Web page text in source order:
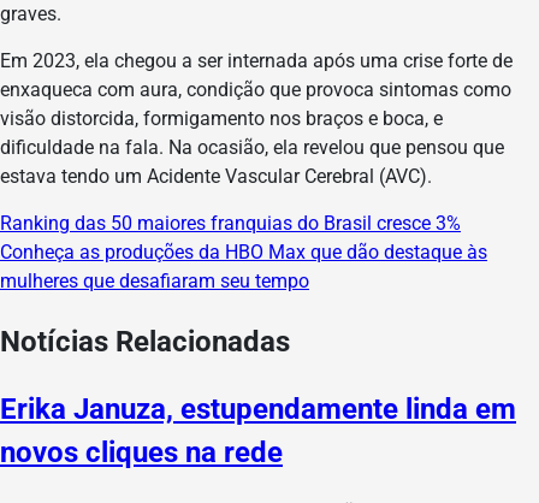
graves.
Em 2023, ela chegou a ser internada após uma crise forte de
enxaqueca com aura, condição que provoca sintomas como
visão distorcida, formigamento nos braços e boca, e
dificuldade na fala. Na ocasião, ela revelou que pensou que
estava tendo um Acidente Vascular Cerebral (AVC).
Navegação
de
Ranking das 50 maiores franquias do Brasil cresce 3%
Conheça as produções da HBO Max que dão destaque às
mulheres que desafiaram seu tempo
Notícias Relacionadas
Erika Januza, estupendamente linda em
novos cliques na rede